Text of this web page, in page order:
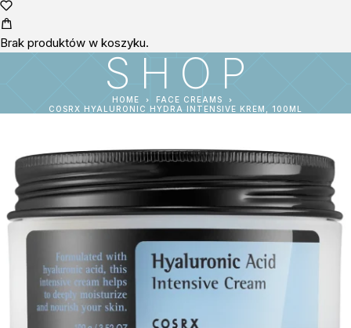
Brak produktów w koszyku.
SHOP
HOME
FACE CREAMS
COSRX HYALURONIC HYDRA INTENSIVE KREM, 100ML